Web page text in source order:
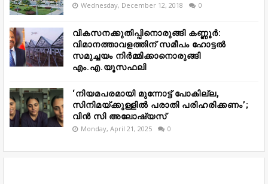
Wednesday, December 12, 2018 0
വികസനക്കുതിപ്പിനൊരുങ്ങി കണ്ണൂർ:
വിമാനത്താവളത്തിന് സമീപം ഹോട്ടൽ
സമുച്ചയം നിർമ്മിക്കാനൊരുങ്ങി
എം.എ.യൂസഫലി
‘നിയമപരമായി മുന്നോട്ട് പോകില്ല,
സിനിമയ്ക്കുള്ളിൽ പരാതി പരിഹരിക്കണം’;
വിൻ സി അലോഷ്യസ്
Monday, April 21, 2025 0